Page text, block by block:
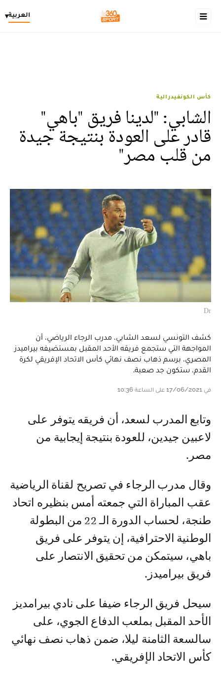
العربية▾
كأس الكونفيدرالية
الشابي: "لدينا فريق "باهي"
قادر على العودة بنتيجة جيدة
من قلب مصر"
Dr
كشف التونسي لسعد الشابي، مدرب الرجاء الرياضي، أن
المواجهة التي ستجمع فريقه الأحد المقبل بمستضيفه بيراميدز
المصري، برسم ذهاب نصف نهائي كأس الاتحاد الإفريقي لكرة
القدم، ستكون جد صعبة.
في 17/06/2021 على الساعة 10:36
وتابع المدرب لسعد، أن فريقه يتوفر على
لاعبين جيدين، للعودة بنتيجة إيجابية من
مصر.
وقال مدرب الرجاء في تصريح لقناة الرياضية
عقب المباراة التي جمعته أمس بنظيره اتحاد
طنجة، لحساب الدورة الـ 22 من البطولة
الوطنية الاحترافية، إن يتوفر على فريق
باهي، سيتمكن من تحقيق الانتصار على
فريق بيراميدز.
سيحل فريق الرجاء ضيفا على نادي بيرامديز
الأحد المقبل بملعب الدفاع الجوي، على
سالسعة الثامنة ليلا، ضمن ذهاب نصف نهائي
كأس الاتحاد الإفريقي.